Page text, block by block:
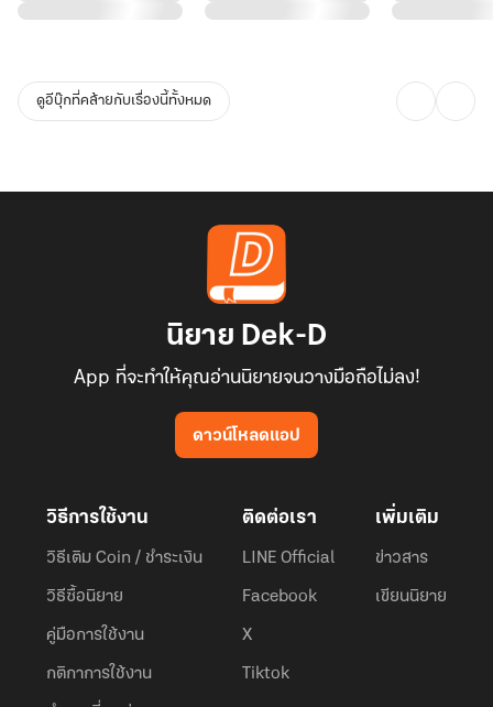
ดูอีบุ๊กที่คล้ายกับเรื่องนี้ทั้งหมด
นิยาย Dek-D
App ที่จะทำให้คุณอ่านนิยายจนวางมือถือไม่ลง!
ดาวน์โหลดแอป
วิธีการใช้งาน
วิธีเติม Coin / ชำระเงิน
วิธีซื้อนิยาย
คู่มือการใช้งาน
กติกาการใช้งาน
ติดต่อเรา
LINE Official
Facebook
X
Tiktok
เพิ่มเติม
ข่าวสาร
เขียนนิยาย